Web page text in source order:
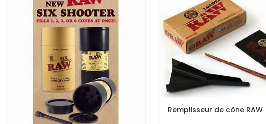
Remplisseur de cône RAW